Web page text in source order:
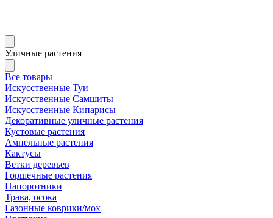
Уличные растения
Все товары
Искусственные Туи
Искусственные Самшиты
Искусственные Кипарисы
Декоративные уличные растения
Кустовые растения
Ампельные растения
Кактусы
Ветки деревьев
Горшечные растения
Папоротники
Трава, осока
Газонные коврики/мох